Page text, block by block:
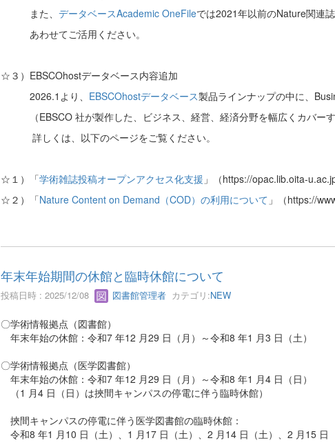
また、 データベースAcademic OneFileでは2021年以前のNature関連
あわせてご活用ください。
☆３）EBSCOhostデータベース内容追加
2026.1より、 EBSCOhostデータベース製品ラインナップの中に、
（EBSCO 社が製作した、ビジネス、経営、経済分野を幅広くカバーす
詳しくは、以下のページをご覧ください。
☆１）「学術雑誌投稿オープンアクセス化支援 」（https://opac.lib.oita-
☆２）「Nature Content on Demand（COD）の利用について 」（https://
年末年始期間の休館と臨時休館について
投稿日時 : 2025/12/08 図書館管理者カテゴリ:NEW
〇学術情報拠点（図書館）
年末年始の休館：令和7 年12 月29 日（月）～令和8 年1 月3 日（土）
〇学術情報拠点（医学図書館）
年末年始の休館：令和7 年12 月29 日（月）～令和8 年1 月4 日（日）
（1 月4 日（日）は挾間キャンパスの停電に伴う臨時休館）
挾間キャンパスの停電に伴う医学図書館の臨時休館：
令和8 年1 月10 日（土）、1 月17 日（土）、2 月14 日（土）、2 月15 日